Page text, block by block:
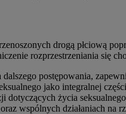
drogą płciową
rozprzestrzeniania się
postępowania,
jako integralnej
dotyczących życia
wspólnych działaniach na